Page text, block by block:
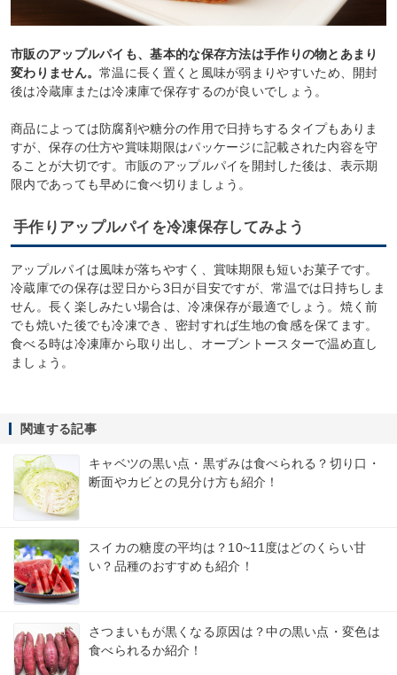
市販のアップルパイも、基本的な保存方法は手作りの物とあまり
変わりません。常温に長く置くと風味が弱まりやすいため、開封
後は冷蔵庫または冷凍庫で保存するのが良いでしょう。
商品によっては防腐剤や糖分の作用で日持ちするタイプもありま
すが、保存の仕方や賞味期限はパッケージに記載された内容を守
ることが大切です。市販のアップルパイを開封した後は、表示期
限内であっても早めに食べ切りましょう。
手作りアップルパイを冷凍保存してみよう
アップルパイは風味が落ちやすく、賞味期限も短いお菓子です。
冷蔵庫での保存は翌日から3日が目安ですが、常温では日持ちしま
せん。長く楽しみたい場合は、冷凍保存が最適でしょう。焼く前
でも焼いた後でも冷凍でき、密封すれば生地の食感を保てます。
食べる時は冷凍庫から取り出し、オーブントースターで温め直し
ましょう。
関連する記事
キャベツの黒い点・黒ずみは食べられる？切り口・
断面やカビとの見分け方も紹介！
スイカの糖度の平均は？10~11度はどのくらい甘
い？品種のおすすめも紹介！
さつまいもが黒くなる原因は？中の黒い点・変色は
食べられるか紹介！